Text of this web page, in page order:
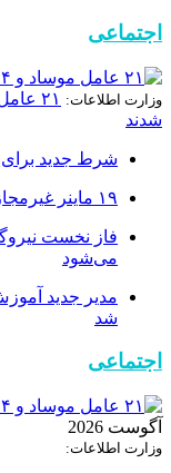
اجتماعی
وزارت اطلاعات:
شدند
شرط جدید برای
۱۹ ماینر غیرمجاز در مازندران از مدار خارج شد
می‌شود
مدیر جدید
شد
اجتماعی
آگوست 2026
وزارت اطلاعات: